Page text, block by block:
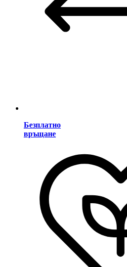
Безплатно
връщане